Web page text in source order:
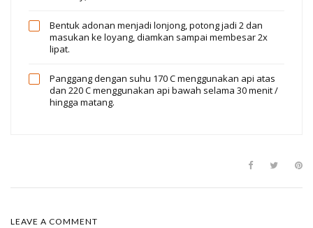
Bentuk adonan menjadi lonjong, potong jadi 2 dan
masukan ke loyang, diamkan sampai membesar 2x
lipat.
Panggang dengan suhu 170 C menggunakan api atas
dan 220 C menggunakan api bawah selama 30 menit /
hingga matang.
LEAVE A COMMENT